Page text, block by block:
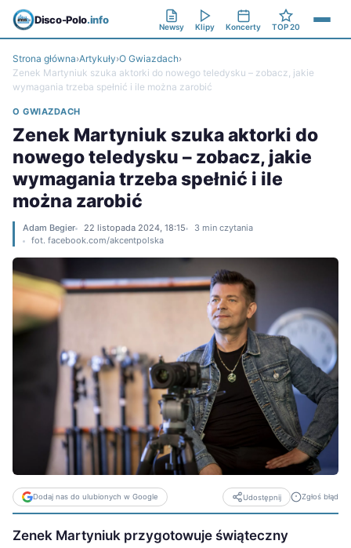
Disco-Polo.info
Newsy Klipy Koncerty TOP 20
Strona główna›Artykuły›O Gwiazdach›
Zenek Martyniuk szuka aktorki do nowego teledysku – zobacz, jakie
wymagania trzeba spełnić i ile można zarobić
O GWIAZDACH
Zenek Martyniuk szuka aktorki do
nowego teledysku – zobacz, jakie
wymagania trzeba spełnić i ile
można zarobić
Adam Begier 22 listopada 2024, 18:15
3 min czytania
fot. facebook.com/akcentpolska
Dodaj nas do ulubionych w Google Udostępnij Zgłoś błąd
Zenek Martyniuk przygotowuje świąteczny